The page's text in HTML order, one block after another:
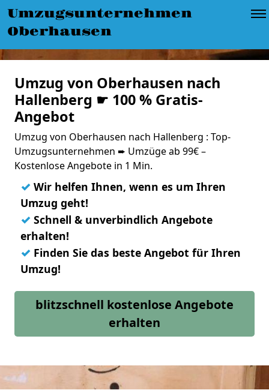
Umzugsunternehmen
Oberhausen
Umzug von Oberhausen nach
Hallenberg ☛ 100 % Gratis-
Angebot
Umzug von Oberhausen nach Hallenberg : Top-
Umzugsunternehmen ➨ Umzüge ab 99€ –
Kostenlose Angebote in 1 Min.
✓ Wir helfen Ihnen, wenn es um Ihren
Umzug geht!
✓ Schnell & unverbindlich Angebote
erhalten!
✓ Finden Sie das beste Angebot für Ihren
Umzug!
blitzschnell kostenlose Angebote
erhalten